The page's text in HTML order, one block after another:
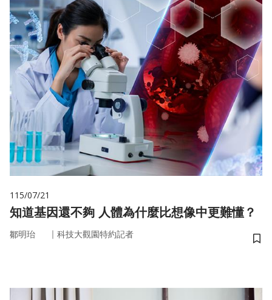
115/07/21
知道基因還不夠 人體為什麼比想像中更難懂？
鄒明珆 ｜ 科技大觀園特約記者
儲